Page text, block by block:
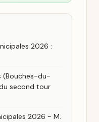
2026 :
(Bouches-du-
second tour
2026 - M.